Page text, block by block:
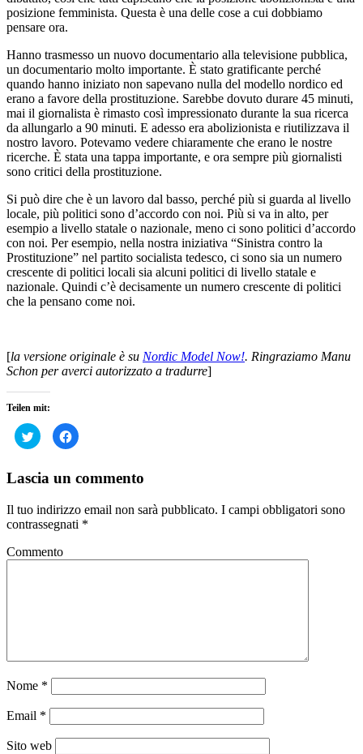
posizione femminista. Questa è una delle cose a cui dobbiamo
pensare ora.
Hanno trasmesso un nuovo documentario alla televisione pubblica,
un documentario molto importante. È stato gratificante perché
quando hanno iniziato non sapevano nulla del modello nordico ed
erano a favore della prostituzione. Sarebbe dovuto durare 45 minuti,
mai il giornalista è rimasto così impressionato durante la sua ricerca
da allungarlo a 90 minuti. E adesso era abolizionista e riutilizzava il
nostro lavoro. Potevamo vedere chiaramente che erano le nostre
ricerche. È stata una tappa importante, e ora sempre più giornalisti
sono critici della prostituzione.
Si può dire che è un lavoro dal basso, perché più si guarda al livello
locale, più politici sono d’accordo con noi. Più si va in alto, per
esempio a livello statale o nazionale, meno ci sono politici d’accordo
con noi. Per esempio, nella nostra iniziativa “Sinistra contro la
Prostituzione” nel partito socialista tedesco, ci sono sia un numero
crescente di politici locali sia alcuni politici di livello statale e
nazionale. Quindi c’è decisamente un numero crescente di politici
che la pensano come noi.
[la versione originale è su Nordic Model Now!. Ringraziamo Manu
Schon per averci autorizzato a tradurre]
Teilen mit:
Fai
clic
condividere
su
apre
in
una
finestra)
Fai
clic
Facebook
in
una
nuova
Lascia un commento
Il tuo indirizzo email non sarà pubblicato. I campi obbligatori sono
contrassegnati *
Commento
Nome *
Email *
Sito web